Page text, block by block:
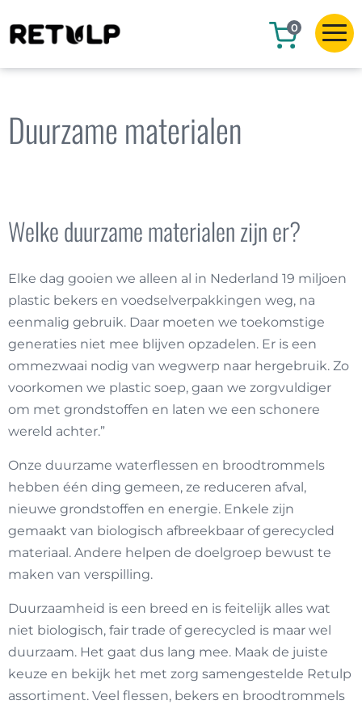
0
Duurzame materialen
Welke duurzame materialen zijn er?
Elke dag gooien we alleen al in Nederland 19 miljoen
plastic bekers en voedselverpakkingen weg, na
eenmalig gebruik. Daar moeten we toekomstige
generaties niet mee blijven opzadelen. Er is een
ommezwaai nodig van wegwerp naar hergebruik. Zo
voorkomen we plastic soep, gaan we zorgvuldiger
om met grondstoffen en laten we een schonere
wereld achter.”
Onze duurzame waterflessen en broodtrommels
hebben één ding gemeen, ze reduceren afval,
nieuwe grondstoffen en energie. Enkele zijn
gemaakt van biologisch afbreekbaar of gerecycled
materiaal. Andere helpen de doelgroep bewust te
maken van verspilling.
Duurzaamheid is een breed en is feitelijk alles wat
niet biologisch, fair trade of gerecycled is maar wel
duurzaam. Het gaat dus lang mee. Maak de juiste
keuze en bekijk het met zorg samengestelde Retulp
assortiment. Veel flessen, bekers en broodtrommels